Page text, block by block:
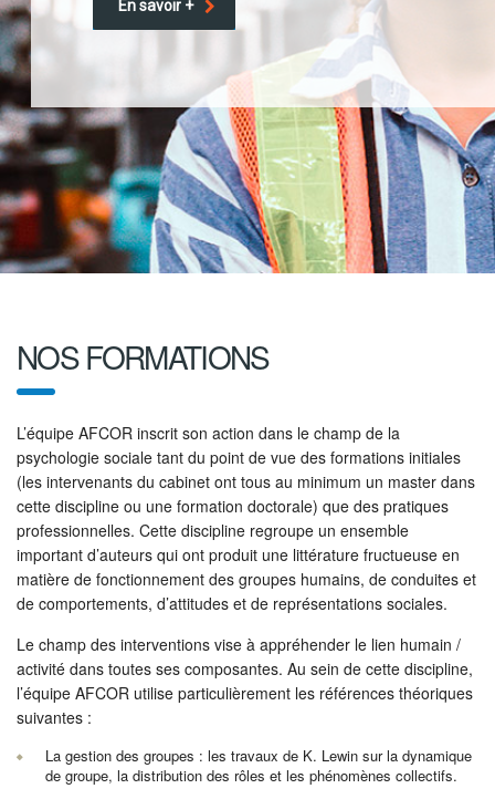
En savoir +
NOS FORMATIONS
L’équipe AFCOR inscrit son action dans le champ de la
psychologie sociale tant du point de vue des formations initiales
(les intervenants du cabinet ont tous au minimum un master dans
cette discipline ou une formation doctorale) que des pratiques
professionnelles. Cette discipline regroupe un ensemble
important d’auteurs qui ont produit une littérature fructueuse en
matière de fonctionnement des groupes humains, de conduites et
de comportements, d’attitudes et de représentations sociales.
Le champ des interventions vise à appréhender le lien humain /
activité dans toutes ses composantes. Au sein de cette discipline,
l’équipe AFCOR utilise particulièrement les références théoriques
suivantes :
La gestion des groupes : les travaux de K. Lewin sur la dynamique
de groupe, la distribution des rôles et les phénomènes collectifs.